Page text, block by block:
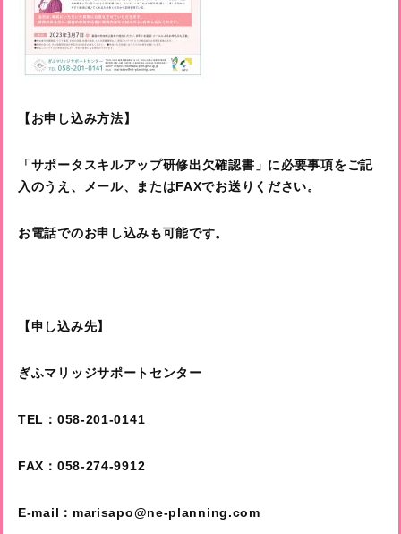
【お申し込み方法】
「サポータスキルアップ研修出欠確認書」 に必要事項をご記
入のうえ、メール、またはFAXでお送りください。
お電話でのお申し込みも可能です。
【申し込み先】
ぎふマリッジサポートセンター
TEL ：058-201-0141
FAX ：058-274-9912
E-mail ：marisapo@ne-planning.com